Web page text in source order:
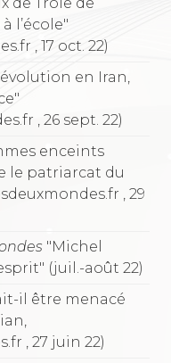
l’école"
, 17 oct. 22)
en Iran,
, 26 sept. 22)
enceints
le patriarcat du
, 29
"Michel
(juil.-août 22)
il être menacé
, 27 juin 22)